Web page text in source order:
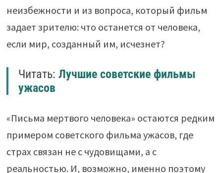
неизбежности и из вопроса, который фильм
задает зрителю: что останется от человека,
если мир, созданный им, исчезнет?
Читать: Лучшие советские фильмы
ужасов
«Письма мертвого человека» остаются редким
примером советского фильма ужасов, где
страх связан не с чудовищами, а с
реальностью. И, возможно, именно поэтому